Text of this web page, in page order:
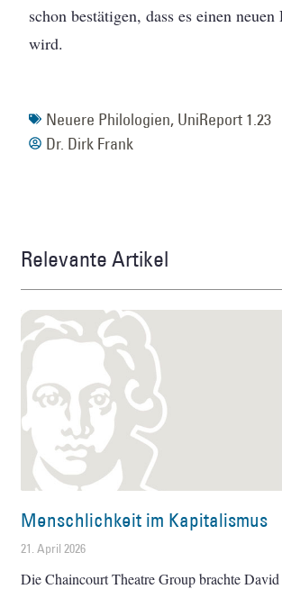
schon bestätigen, dass es einen neuen
wird.
Neuere Philologien, UniReport 1.23
Dr. Dirk Frank
Relevante Artikel
Menschlichkeit im Kapitalismus
21. April 2026
Die Chaincourt Theatre Group brachte